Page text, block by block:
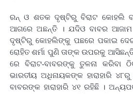
ରନ୍ ଓ ଶତକ ଦୃଷ୍ଟିରୁ ବିରାଟ କୋହଲି
ଆଗରେ ଅଛନ୍ତି । ଯଦିଓ ବାବର
ଦୃଷ୍ଟିରୁ କୋହଲିଙ୍କୁ ପଛରେ ପକାଇ
ରୋହିତ ଶର୍ମା ପୁଣି ତାଙ୍କ ଉପରକୁ
ରେ ବିରାଟ-ବାବରଙ୍କୁ ତୁଳନା କରିବା
ଭାରତୀୟ ଅଧିନାୟକଙ୍କ ହାରାହାରି
ବାବରଙ୍କ ହାରାହାରି ୪୧ ରହିଛି ।